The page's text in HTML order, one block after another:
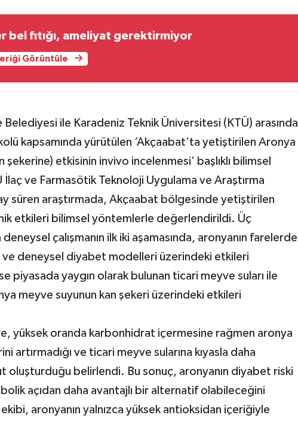
bel fıtığı, ameliyat gerektirmiyor
Görüntüle
ile Karadeniz Teknik Üniversitesi (KTÜ) arasında
kapsamında yürütülen ‘Akçaabat’ta yetiştirilen Aronya
etkisinin invivo incelenmesi’ başlıklı bilimsel
İlaç ve Farmasötik Teknoloji Uygulama ve Araştırma
süren araştırmada, Akçaabat bölgesinde yetiştirilen
etkileri bilimsel yöntemlerle değerlendirildi. Üç
çalışmanın ilk iki aşamasında, aronyanın farelerde
ve deneysel diyabet modelleri üzerindeki etkileri
piyasada yaygın olarak bulunan ticari meyve suları ile
meyve suyunun kan şekeri üzerindeki etkileri
yüksek oranda karbonhidrat içermesine rağmen aronya
artırmadığı ve ticari meyve sularına kıyasla daha
oluşturduğu belirlendi. Bu sonuç, aronyanın diyabet riski
açıdan daha avantajlı bir alternatif olabileceğini
aronyanın yalnızca yüksek antioksidan içeriğiyle